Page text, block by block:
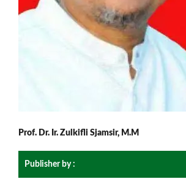
Prof. Dr. Ir. Zulkifli Sjamsir, M.M
Publisher by :